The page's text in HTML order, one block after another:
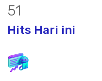
66
Hits Hari ini